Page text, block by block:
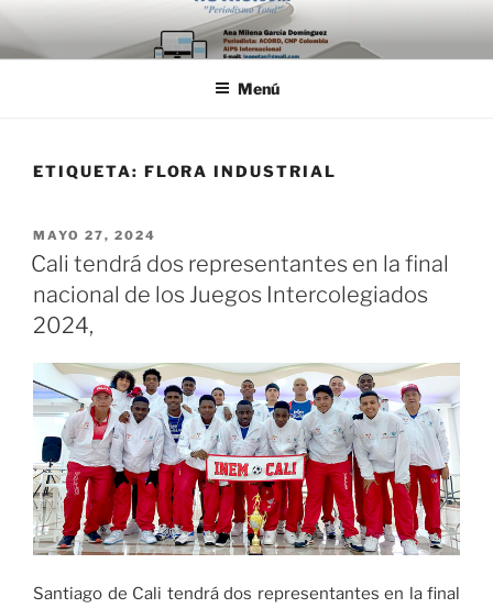
Saltar
al
contenido
Menú
ETIQUETA: FLORA INDUSTRIAL
PUBLICADO
EL
MAYO 27, 2024
Cali tendrá dos representantes en la final
nacional de los Juegos Intercolegiados
2024,
Santiago de Cali tendrá dos representantes en la final